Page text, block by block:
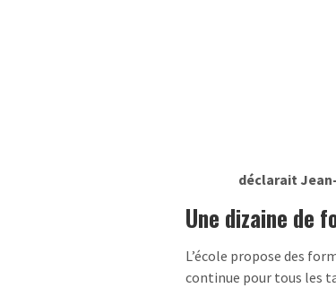
déclarait Jean-
Une dizaine de
L’école propose des
continue pour tous les